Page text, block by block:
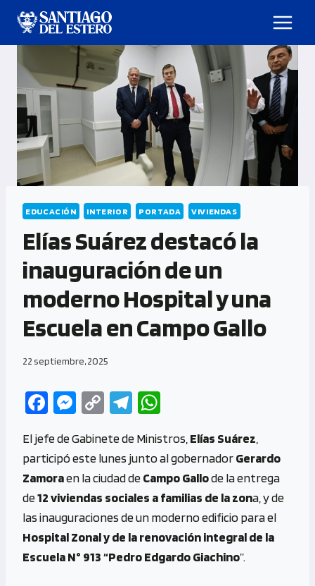
EDUCACIÓN INTERIOR PORTADA VIVIENDAS
Elías Suárez destacó la
inauguración de un
moderno Hospital y una
Escuela en Campo Gallo
22 septiembre, 2025
Fa
b
o
o
k
M
se
n
g
er
C
py
Li
n
k
Te
gr
a
m
at
s
A
p
p
El jefe de Gabinete de Ministros, Elías Suárez
participó este lunes junto al gobernadorGerardo
Zamoraen la ciudad deCampo Gallode la entrega
de12 viviendas sociales a familias de la zona, y de
las inauguraciones de un moderno edificio para el
Hospital Zonal y de la renovación integral de la
Escuela N° 913 “Pedro Edgardo Giachino”.